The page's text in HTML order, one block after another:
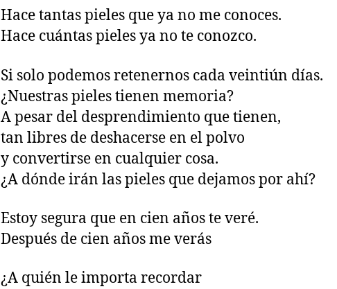
Hace tantas pieles que ya no me conoces.
Hace cuántas pieles ya no te conozco.
Si solo podemos retenernos cada veintiún días.
¿Nuestras pieles tienen memoria?
A pesar del desprendimiento que tienen,
tan libres de deshacerse en el polvo
y convertirse en cualquier cosa.
¿A dónde irán las pieles que dejamos por ahí?
Estoy segura que en cien años te veré.
Después de cien años me verás
¿A quién le importa recordar